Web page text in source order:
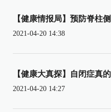
【健康情报局】预防脊柱
2021-04-20 14:38
【健康大真探】自闭症真
2021-04-20 14:27